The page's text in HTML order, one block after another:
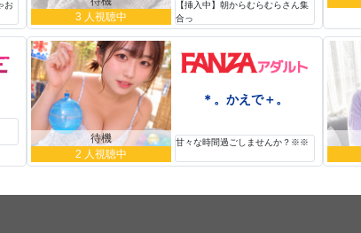
お
3 人視聴中
【挿入中】朝からむらむらさん集
合っ
待機
2 人視聴中
＊。かえで＋。
甘々な時間過ごしませんか？※※